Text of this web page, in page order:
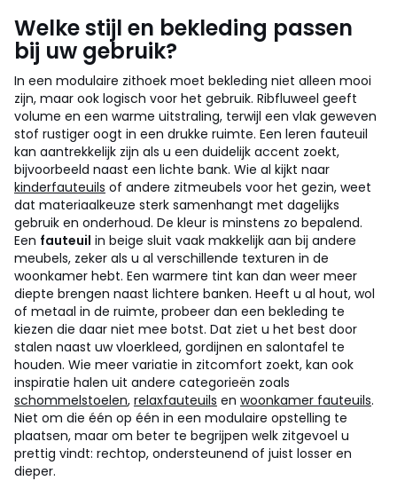
Welke stijl en bekleding passen
bij uw gebruik?
In een modulaire zithoek moet bekleding niet alleen mooi
zijn, maar ook logisch voor het gebruik. Ribfluweel geeft
volume en een warme uitstraling, terwijl een vlak geweven
stof rustiger oogt in een drukke ruimte. Een leren fauteuil
kan aantrekkelijk zijn als u een duidelijk accent zoekt,
bijvoorbeeld naast een lichte bank. Wie al kijkt naar
kinderfauteuils of andere zitmeubels voor het gezin, weet
dat materiaalkeuze sterk samenhangt met dagelijks
gebruik en onderhoud. De kleur is minstens zo bepalend.
Een fauteuil in beige sluit vaak makkelijk aan bij andere
meubels, zeker als u al verschillende texturen in de
woonkamer hebt. Een warmere tint kan dan weer meer
diepte brengen naast lichtere banken. Heeft u al hout, wol
of metaal in de ruimte, probeer dan een bekleding te
kiezen die daar niet mee botst. Dat ziet u het best door
stalen naast uw vloerkleed, gordijnen en salontafel te
houden. Wie meer variatie in zitcomfort zoekt, kan ook
inspiratie halen uit andere categorieën zoals
schommelstoelen, relaxfauteuils en woonkamer fauteuils.
Niet om die één op één in een modulaire opstelling te
plaatsen, maar om beter te begrijpen welk zitgevoel u
prettig vindt: rechtop, ondersteunend of juist losser en
dieper.